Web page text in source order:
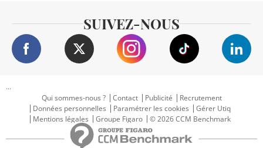
SUIVEZ-NOUS
...
Qui sommes-nous ?
Contact Publicité
Recrutement
Données personnelles
Paramétrer les cookies
Gérer Utiq
Mentions légales
Groupe Figaro © 2026 CCM Benchmark